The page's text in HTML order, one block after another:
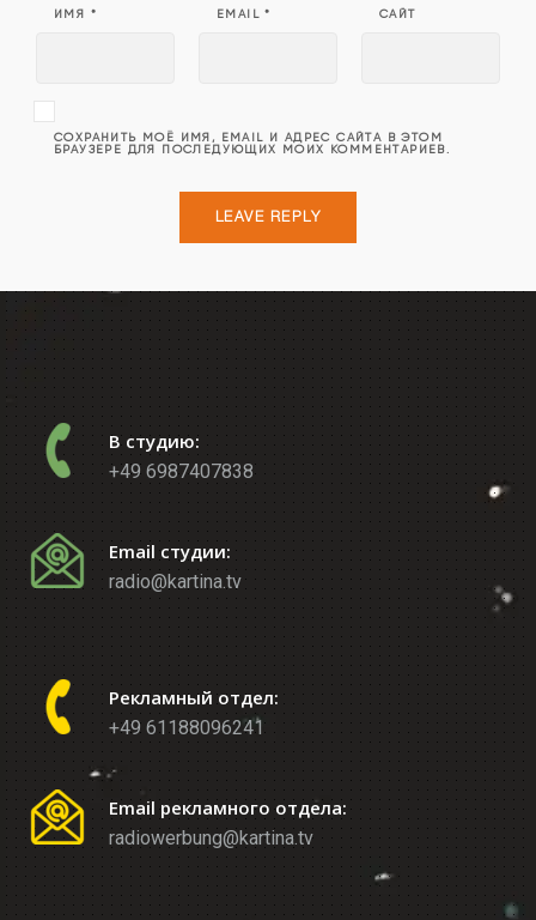
ИМЯ * EMAIL* САЙТ
СОХРАНИТЬ МОЁ ИМЯ, EMAIL И АДРЕС САЙТА В ЭТОМ
БРАУЗЕРЕ ДЛЯ ПОСЛЕДУЮЩИХ МОИХ КОММЕНТАРИЕВ.
В студию:
+49 6987407838
Email студии:
radio@kartina.tv
Рекламный отдел:
+49 61188096241
Email рекламного отдела:
radiowerbung@kartina.tv